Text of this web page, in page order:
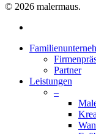
© 2026 malermaus.
Close
Partner
Leistungen
–